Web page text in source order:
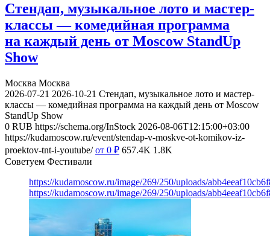
Стендап, музыкальное лото и мастер-
классы — комедийная программа
на каждый день от Moscow StandUp
Show
Москва Москва
2026-07-21 2026-10-21 Стендап, музыкальное лото и мастер-
классы — комедийная программа на каждый день от Moscow
StandUp Show
0 RUB https://schema.org/InStock 2026-08-06T12:15:00+03:00
https://kudamoscow.ru/event/stendap-v-moskve-ot-komikov-iz-
proektov-tnt-i-youtube/ от 0 ₽ 657.4K 1.8K
Советуем Фестивали
https://kudamoscow.ru/image/269/250/uploads/
https://kudamoscow.ru/image/269/250/uploads/